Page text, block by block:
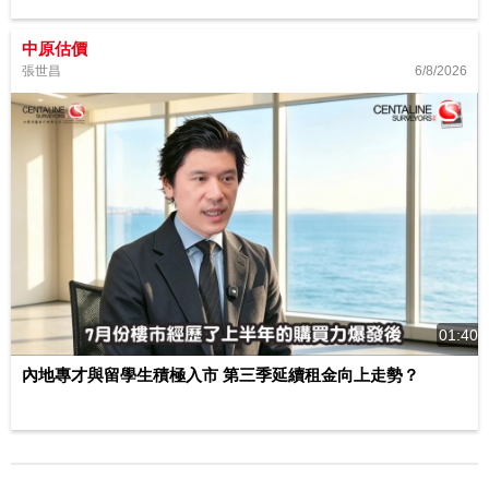
中原估價
張世昌 6/8/2026
01:40
內地專才與留學生積極入市 第三季延續租金向上走勢？